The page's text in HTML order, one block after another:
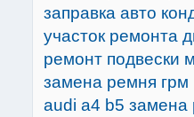
заправка авто
участок ремонта
ремонт подвески
замена ремня грм
audi a4 b5 замена